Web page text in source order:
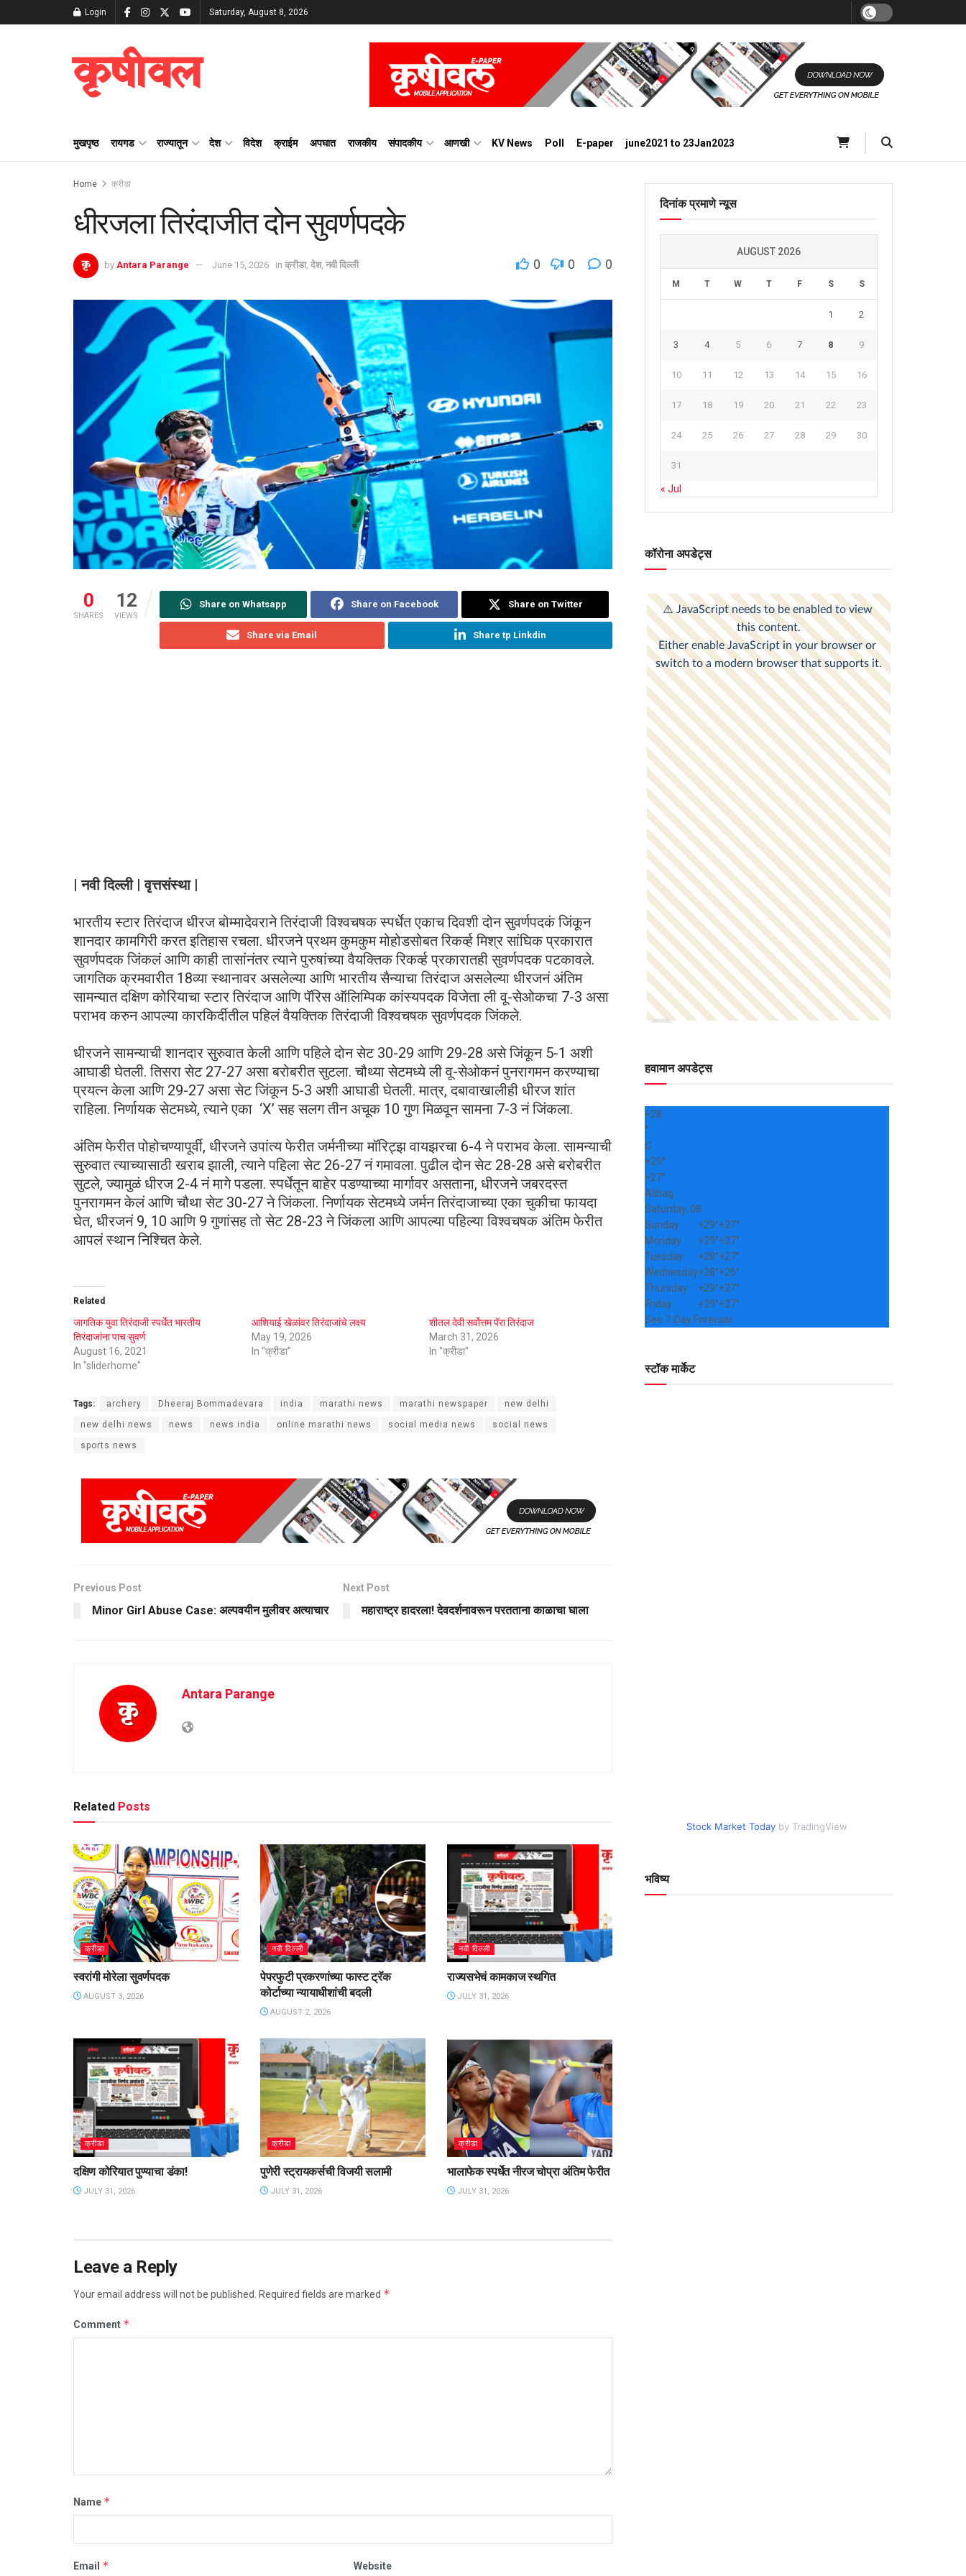
Login Saturday, August 8, 2026
कृषीवल
मुखपृष्ठ रायगड राज्यातून देश विदेश क्राईम अपघात राजकीय संपादकीय आणखी KV News Poll E-paper june2021 to 23Jan2023
Home क्रीडा
धीरजला तिरंदाजीत दोन सुवर्णपदके
by Antara Parange June 15, 2026 in क्रीडा, देश, नवी दिल्ली 0 0 0
0
SHARES
12
VIEWS
Share on Whatsapp Share on Facebook Share on Twitter
Share via Email Share tp Linkdin
| नवी दिल्ली | वृत्तसंस्था |
भारतीय स्टार तिरंदाज धीरज बोम्मादेवराने तिरंदाजी विश्वचषक स्पर्धेत एकाच दिवशी दोन सुवर्णपदकं जिंकून
शानदार कामगिरी करत इतिहास रचला. धीरजने प्रथम कुमकुम मोहोडसोबत रिकर्व्ह मिश्र सांघिक प्रकारात
सुवर्णपदक जिंकलं आणि काही तासांनंतर त्याने पुरुषांच्या वैयक्तिक रिकर्व्ह प्रकारातही सुवर्णपदक पटकावले.
जागतिक क्रमवारीत 18व्या स्थानावर असलेल्या आणि भारतीय सैन्याचा तिरंदाज असलेल्या धीरजनं अंतिम
सामन्यात दक्षिण कोरियाचा स्टार तिरंदाज आणि पॅरिस ऑलिम्पिक कांस्यपदक विजेता ली वू-सेओकचा 7-3 असा
पराभव करुन आपल्या कारकिर्दीतील पहिलं वैयक्तिक तिरंदाजी विश्वचषक सुवर्णपदक जिंकले.
धीरजने सामन्याची शानदार सुरुवात केली आणि पहिले दोन सेट 30-29 आणि 29-28 असे जिंकून 5-1 अशी
आघाडी घेतली. तिसरा सेट 27-27 असा बरोबरीत सुटला. चौथ्या सेटमध्ये ली वू-सेओकनं पुनरागमन करण्याचा
प्रयत्न केला आणि 29-27 असा सेट जिंकून 5-3 अशी आघाडी घेतली. मात्र, दबावाखालीही धीरज शांत
राहिला. निर्णायक सेटमध्ये, त्याने एका ‘X’ सह सलग तीन अचूक 10 गुण मिळवून सामना 7-3 नं जिंकला.
अंतिम फेरीत पोहोचण्यापूर्वी, धीरजने उपांत्य फेरीत जर्मनीच्या मॉरिट्झ वायझरचा 6-4 ने पराभव केला. सामन्याची
सुरुवात त्याच्यासाठी खराब झाली, त्याने पहिला सेट 26-27 नं गमावला. पुढील दोन सेट 28-28 असे बरोबरीत
सुटले, ज्यामुळं धीरज 2-4 नं मागे पडला. स्पर्धेतून बाहेर पडण्याच्या मार्गावर असताना, धीरजने जबरदस्त
पुनरागमन केलं आणि चौथा सेट 30-27 ने जिंकला. निर्णायक सेटमध्ये जर्मन तिरंदाजाच्या एका चुकीचा फायदा
घेत, धीरजनं 9, 10 आणि 9 गुणांसह तो सेट 28-23 ने जिंकला आणि आपल्या पहिल्या विश्वचषक अंतिम फेरीत
आपलं स्थान निश्चित केले.
Related
जागतिक युवा तिरंदाजी स्पर्धेत भारतीय
तिरंदाजांना पाच सुवर्ण
August 16, 2021
In "sliderhome"
आशियाई खेळांवर तिरंदाजांचे लक्ष्य
May 19, 2026
In "क्रीडा"
शीतल देवी सर्वोत्तम पॅरा तिरंदाज
March 31, 2026
In "क्रीडा"
Tags: archery Dheeraj Bommadevara india marathi news marathi newspaper new delhi
new delhi news news news india online marathi news social media news social news
sports news
Previous Post
Minor Girl Abuse Case: अल्पवयीन मुलीवर अत्याचार
Next Post
महाराष्ट्र हादरला! देवदर्शनावरून परतताना काळाचा घाला
Antara Parange
Related Posts
क्रीडा
स्वरांगी मोरेला सुवर्णपदक
AUGUST 3, 2026
नवी दिल्ली
पेपरफुटी प्रकरणांच्या फास्ट ट्रॅक
कोर्टाच्या न्यायाधीशांची बदली
AUGUST 2, 2026
नवी दिल्ली
राज्यसभेचं कामकाज स्थगित
JULY 31, 2026
क्रीडा
दक्षिण कोरियात पुण्याचा डंका!
JULY 31, 2026
क्रीडा
पुणेरी स्ट्रायकर्सची विजयी सलामी
JULY 31, 2026
क्रीडा
भालाफेक स्पर्धेत नीरज चोप्रा अंतिम फेरीत
JULY 31, 2026
Leave a Reply
Your email address will not be published. Required fields are marked *
Comment *
Name *
Email * Website
दिनांक प्रमाणे न्यूस
AUGUST 2026
M T W T F S S
1 2
3 4 5 6 7 8 9
10 11 12 13 14 15 16
17 18 19 20 21 22 23
24 25 26 27 28 29 30
31
« Jul
कॉरोना अपडेट्स
हवामान अपडेट्स
+28
°
C
+29°
+27°
Alibag
Saturday, 08
Sunday
+29°+27°
Monday
+29°+27°
Tuesday
+28°+27°
Wednesday+28°+26°
Thursday
+29°+27°
Friday
+29°+27°
See 7-Day Forecast
स्टॉक मार्केट
Stock Market Today by TradingView
भविष्य